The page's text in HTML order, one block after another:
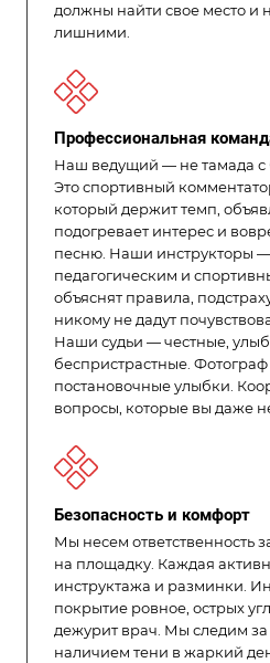
должны найти свое место и
лишними.
Профессиональная
Наш ведущий — не тамада с
Это спортивный
который держит темп,
подогревает интерес и
песню. Наши инструкторы —
педагогическим и
объяснят правила,
никому не дадут
Наши судьи — честные,
беспристрастные.
постановочные улыбки.
вопросы, которые вы даже
Безопасность и комфорт
Мы несем ответственность
на площадку. Каждая
инструктажа и разминки.
покрытие ровное, острых
дежурит врач. Мы следим
наличием тени в жаркий